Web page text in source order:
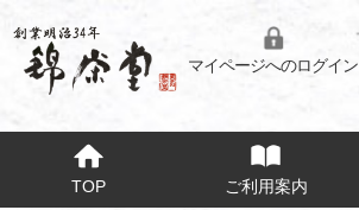
マイページへのログイン
TOP ご利用案内